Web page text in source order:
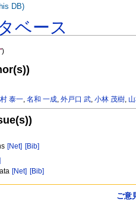
ベース
)
泰一,名和 一成,外戸口 武,小林 茂樹,
[Net] [Bib]
[Net] [Bib]
DB)
ご意